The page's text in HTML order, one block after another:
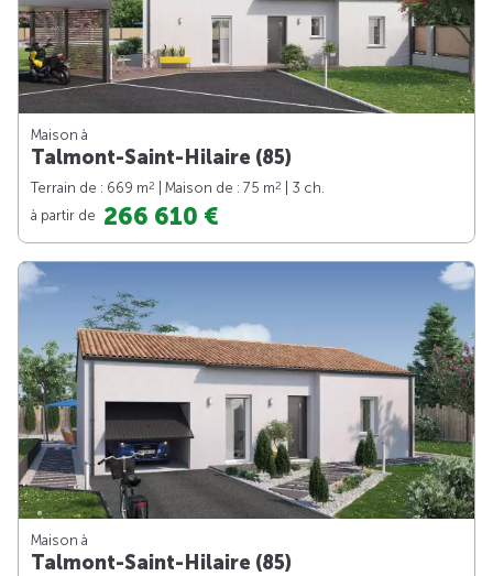
Maison à
Talmont-Saint-Hilaire (85)
Terrain de : 669 m2 | Maison de : 75 m2
| 3 ch.
à partir de 266 610 €
Maison à
Talmont-Saint-Hilaire (85)